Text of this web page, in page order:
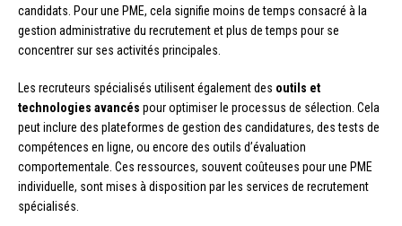
candidats. Pour une PME, cela signifie moins de temps consacré à la
gestion administrative du recrutement et plus de temps pour se
concentrer sur ses activités principales.
Les recruteurs spécialisés utilisent également des outils et
technologies avancés pour optimiser le processus de sélection. Cela
peut inclure des plateformes de gestion des candidatures, des tests de
compétences en ligne, ou encore des outils d’évaluation
comportementale. Ces ressources, souvent coûteuses pour une PME
individuelle, sont mises à disposition par les services de recrutement
spécialisés.